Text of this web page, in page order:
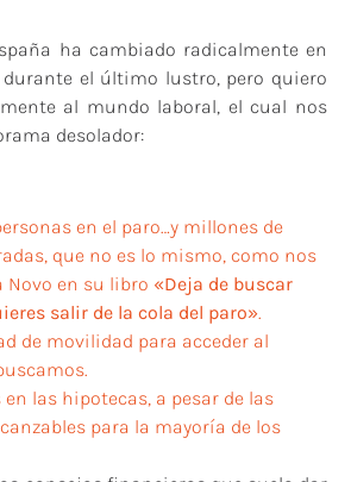
ha cambiado radicalmente en
el último lustro, pero quiero
al mundo laboral, el cual nos
desolador:
en el paro…y millones de
que no es lo mismo, como nos
Novo en su libro «Deja de buscar
salir de la cola del paro».
de movilidad para acceder al
en las hipotecas, a pesar de las
para la mayoría de los